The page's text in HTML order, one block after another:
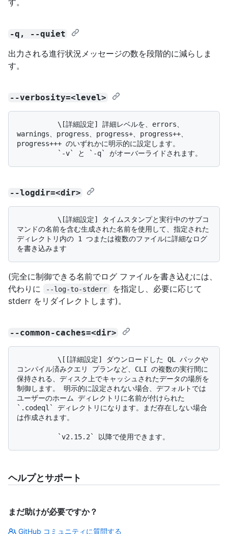
-q, --quiet
出力される進行状況メッセージの数を段階的に減らしま
す。
--verbosity=<level>
warnings、progress、progress+、progress++、
progress+++ のいずれかに明示的に設定します。
--logdir=<dir>
マンドの名前を含む生成された名前を使用して、指定された
ディレクトリ内の 1 つまたは複数のファイルに詳細なログ
(完全に制御できる名前でログ ファイルを書き込むには、
代わりに
--log-to-stderr
を指定し、必要に応じて
stderr をリダイレクトします)。
--common-caches=<dir>
コンパイル済みクエリ プランなど、CLI の複数の実行間に
保持される、ディスク上でキャッシュされたデータの場所を
制御します。 明示的に設定されない場合、デフォルトでは
ユーザーのホーム ディレクトリに名前が付けられた
`.codeql` ディレクトリになります。まだ存在しない場合
は作成されます。
ヘルプとサポート
まだ助けが必要ですか？
GitHub コミュニティに質問する